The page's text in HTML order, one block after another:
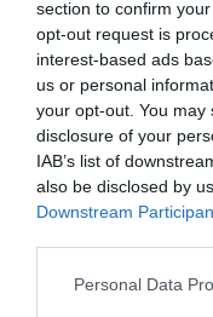
section to confirm
opt-out request is
interest-based ads
us or personal
your opt-out. You
disclosure of your
IAB’s list of
also be disclosed by
Downstream
Personal Data
την τύχη του
αυτό που δεν του
ένα φιλοσοφικό
δύο – ο Γκωγκέν
και ο Κόνραντ – σε
διαφορετικούς
με κοινή αφετηρία,
νέων οριζόντων σαν
μελαγχολικό αν όχι